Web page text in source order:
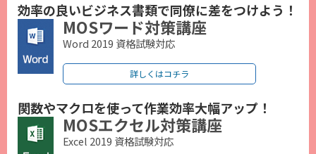
効率の良いビジネス書類で同僚に差をつけよう！
MOSワード対策講座
Word 2019 資格試験対応
詳しくはコチラ
関数やマクロを使って作業効率大幅アップ！
MOSエクセル対策講座
Excel 2019 資格試験対応